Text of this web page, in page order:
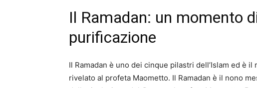
Il Ramadan: un momento
purificazione
Il Ramadan è uno dei cinque pilastri dell’Islam ed è
rivelato al profeta Maometto. Il Ramadan è il nono